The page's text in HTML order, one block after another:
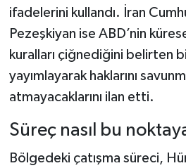
ifadelerini kullandı. İran
Pezeşkiyan ise ABD’nin
kuralları çiğnediğini belirten
yayımlayarak haklarını
atmayacaklarını ilan etti.
Süreç nasıl bu
Bölgedeki çatışma süreci,